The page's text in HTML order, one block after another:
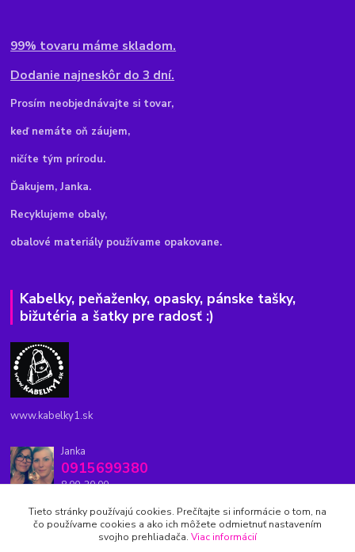
99% tovaru máme skladom.
Dodanie najneskôr do 3 dní.
Prosím neobjednávajte si tovar,
keď nemáte oň záujem,
ničíte tým prírodu.
Ďakujem, Janka.
Recyklujeme obaly,
obalové materiály používame opakovane.
Kabelky, peňaženky, opasky, pánske tašky,
bižutéria a šatky pre radosť :)
www.kabelky1.sk
Janka
0915699380
8.00-20.00
kabelky1.sk@gmail.com
Tieto stránky používajú cookies. Prečítajte si informácie o tom, na
čo používame cookies a ako ich môžete odmietnuť nastavením
svojho prehliadača. Viac informácií